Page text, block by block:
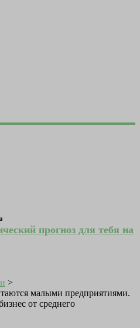
прогноз для тебя на
>
малыми предприятиями.
от среднего